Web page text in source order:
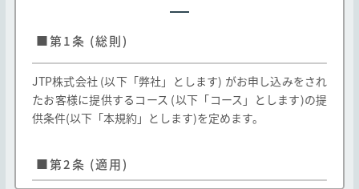
■第1条 (総則)
JTP株式会社 (以下「弊社」とします) がお申し込みをされ
たお客様に提供するコース (以下「コース」とします)の提
供条件(以下「本規約」とします)を定めます。
■第2条 (適用)